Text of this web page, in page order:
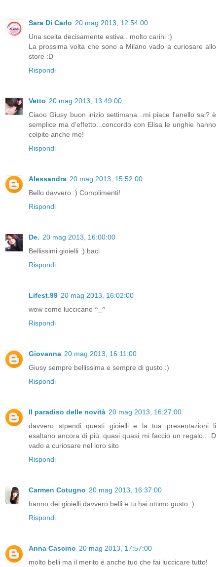
Sara Di Carlo 20 mag 2013, 12:54:00
Una scelta decisamente estiva.. molto carini :)
La prossima volta che sono a Milano vado a curiosare allo
store :D
Rispondi
Vetto 20 mag 2013, 13:49:00
Ciaoo Giusy buon inizio settimana...mi piace l'anello sai? è
semplice ma d'effetto...concordo con Elisa le unghie hanno
colpito anche me!
Rispondi
Alessandra 20 mag 2013, 15:52:00
Bello davvero :) Complimenti!
Rispondi
De. 20 mag 2013, 16:00:00
Bellissimi gioielli :) baci
Rispondi
Lifest.99 20 mag 2013, 16:02:00
wow come luccicano ^_^
Rispondi
Giovanna 20 mag 2013, 16:11:00
Giusy sempre bellissima e sempre di gusto :)
Rispondi
Il paradiso delle novità 20 mag 2013, 16:27:00
davvero stpendi questi gioielli e la tua presentazioni li
esaltano ancora di più..quasi quasi mi faccio un regalo.. :D
vado a curiosare nel loro sito
Rispondi
Carmen Cotugno 20 mag 2013, 16:37:00
hanno dei gioielli davvero belli e tu hai ottimo gusto :)
Rispondi
Anna Cascino 20 mag 2013, 17:57:00
molto belli ma il merito è anche tuo che fai luccicare tutto!